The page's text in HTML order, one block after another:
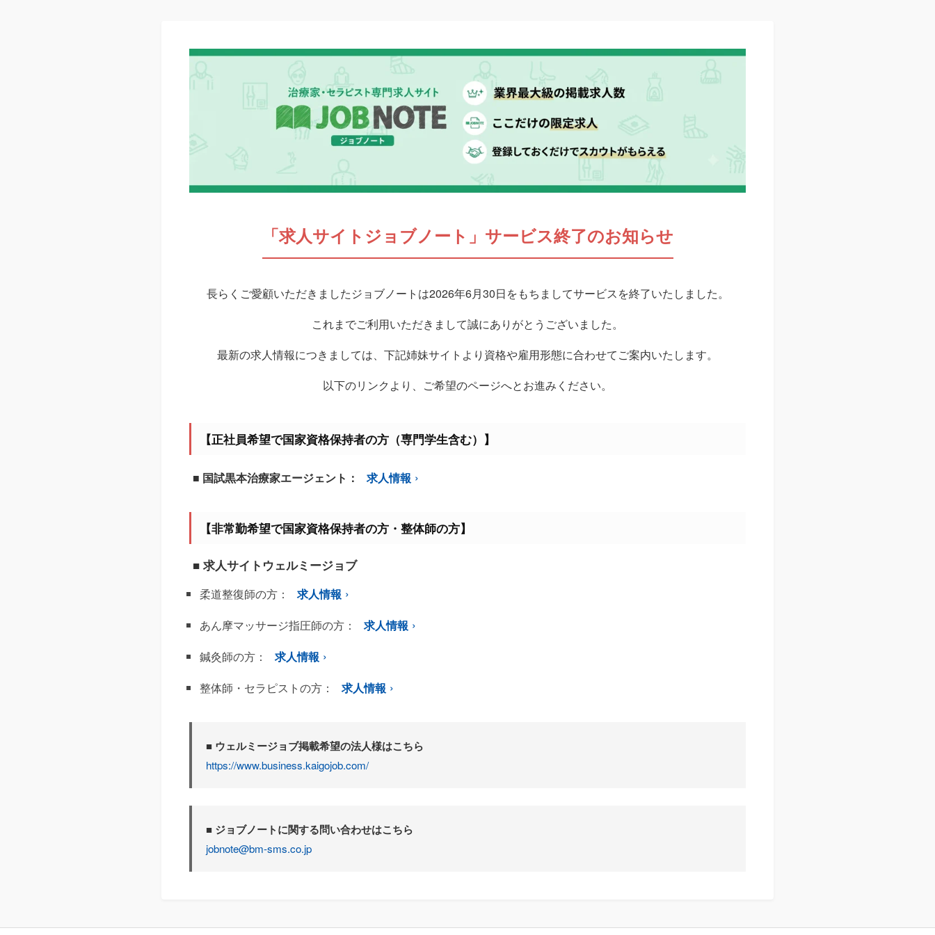
「求人サイトジョブノート」サービス終了のお知らせ
長らくご愛顧いただきましたジョブノートは2026年6月30日をもちましてサービスを終了いたしました。
これまでご利用いただきまして誠にありがとうございました。
最新の求人情報につきましては、下記姉妹サイトより資格や雇用形態に合わせてご案内いたします。
以下のリンクより、ご希望のページへとお進みください。
【正社員希望で国家資格保持者の方（専門学生含む）】
■ 国試黒本治療家エージェント： 求人情報
【非常勤希望で国家資格保持者の方・整体師の方】
■ 求人サイトウェルミージョブ
柔道整復師の方：
求人情報
あん摩マッサージ指圧師の方：
求人情報
鍼灸師の方：
求人情報
整体師・セラピストの方：
求人情報
■ ウェルミージョブ掲載希望の法人様はこちら
https://www.business.kaigojob.com/
■ ジョブノートに関する問い合わせはこちら
jobnote@bm-sms.co.jp